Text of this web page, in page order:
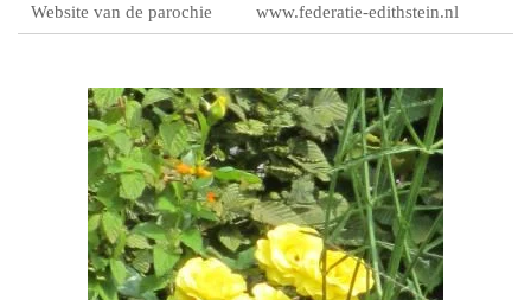
Website van de parochie www.federatie-edithstein.nl